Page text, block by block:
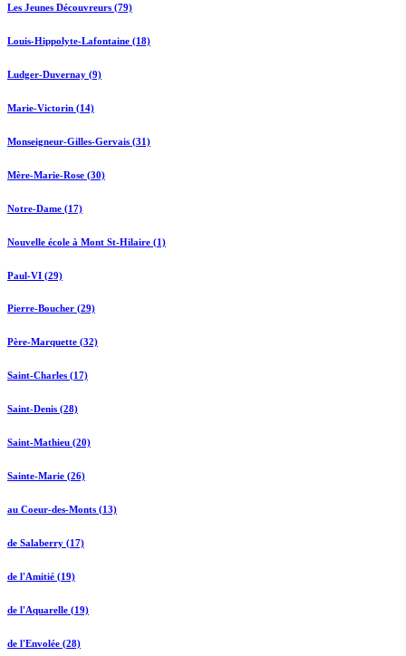
Les Jeunes Découvreurs (79)
Louis-Hippolyte-Lafontaine (18)
Ludger-Duvernay (9)
Marie-Victorin (14)
Monseigneur-Gilles-Gervais (31)
Mère-Marie-Rose (30)
Notre-Dame (17)
Nouvelle école à Mont St-Hilaire (1)
Paul-VI (29)
Pierre-Boucher (29)
Père-Marquette (32)
Saint-Charles (17)
Saint-Denis (28)
Saint-Mathieu (20)
Sainte-Marie (26)
au Coeur-des-Monts (13)
de Salaberry (17)
de l'Amitié (19)
de l'Aquarelle (19)
de l'Envolée (28)